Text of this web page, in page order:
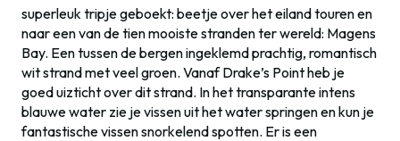
superleuk tripje geboekt: beetje over het eiland touren en
naar een van de tien mooiste stranden ter wereld: Magens
Bay. Een tussen de bergen ingeklemd prachtig, romantisch
wit strand met veel groen. Vanaf Drake’s Point heb je
goed uizticht over dit strand. In het transparante intens
blauwe water zie je vissen uit het water springen en kun je
fantastische vissen snorkelend spotten. Er is een